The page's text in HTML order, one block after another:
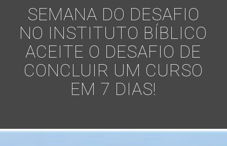
SEMANA DO DESAFIO
NO INSTITUTO BÍBLICO
ACEITE O DESAFIO DE
CONCLUIR UM CURSO
EM 7 DIAS!